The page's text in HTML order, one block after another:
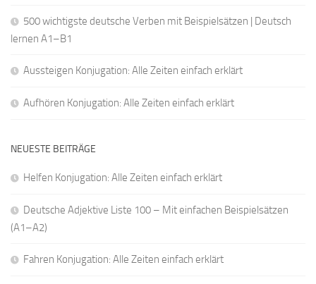
500 wichtigste deutsche Verben mit Beispielsätzen | Deutsch
lernen A1–B1
Aussteigen Konjugation: Alle Zeiten einfach erklärt
Aufhören Konjugation: Alle Zeiten einfach erklärt
NEUESTE BEITRÄGE
Helfen Konjugation: Alle Zeiten einfach erklärt
Deutsche Adjektive Liste 100 – Mit einfachen Beispielsätzen
(A1–A2)
Fahren Konjugation: Alle Zeiten einfach erklärt